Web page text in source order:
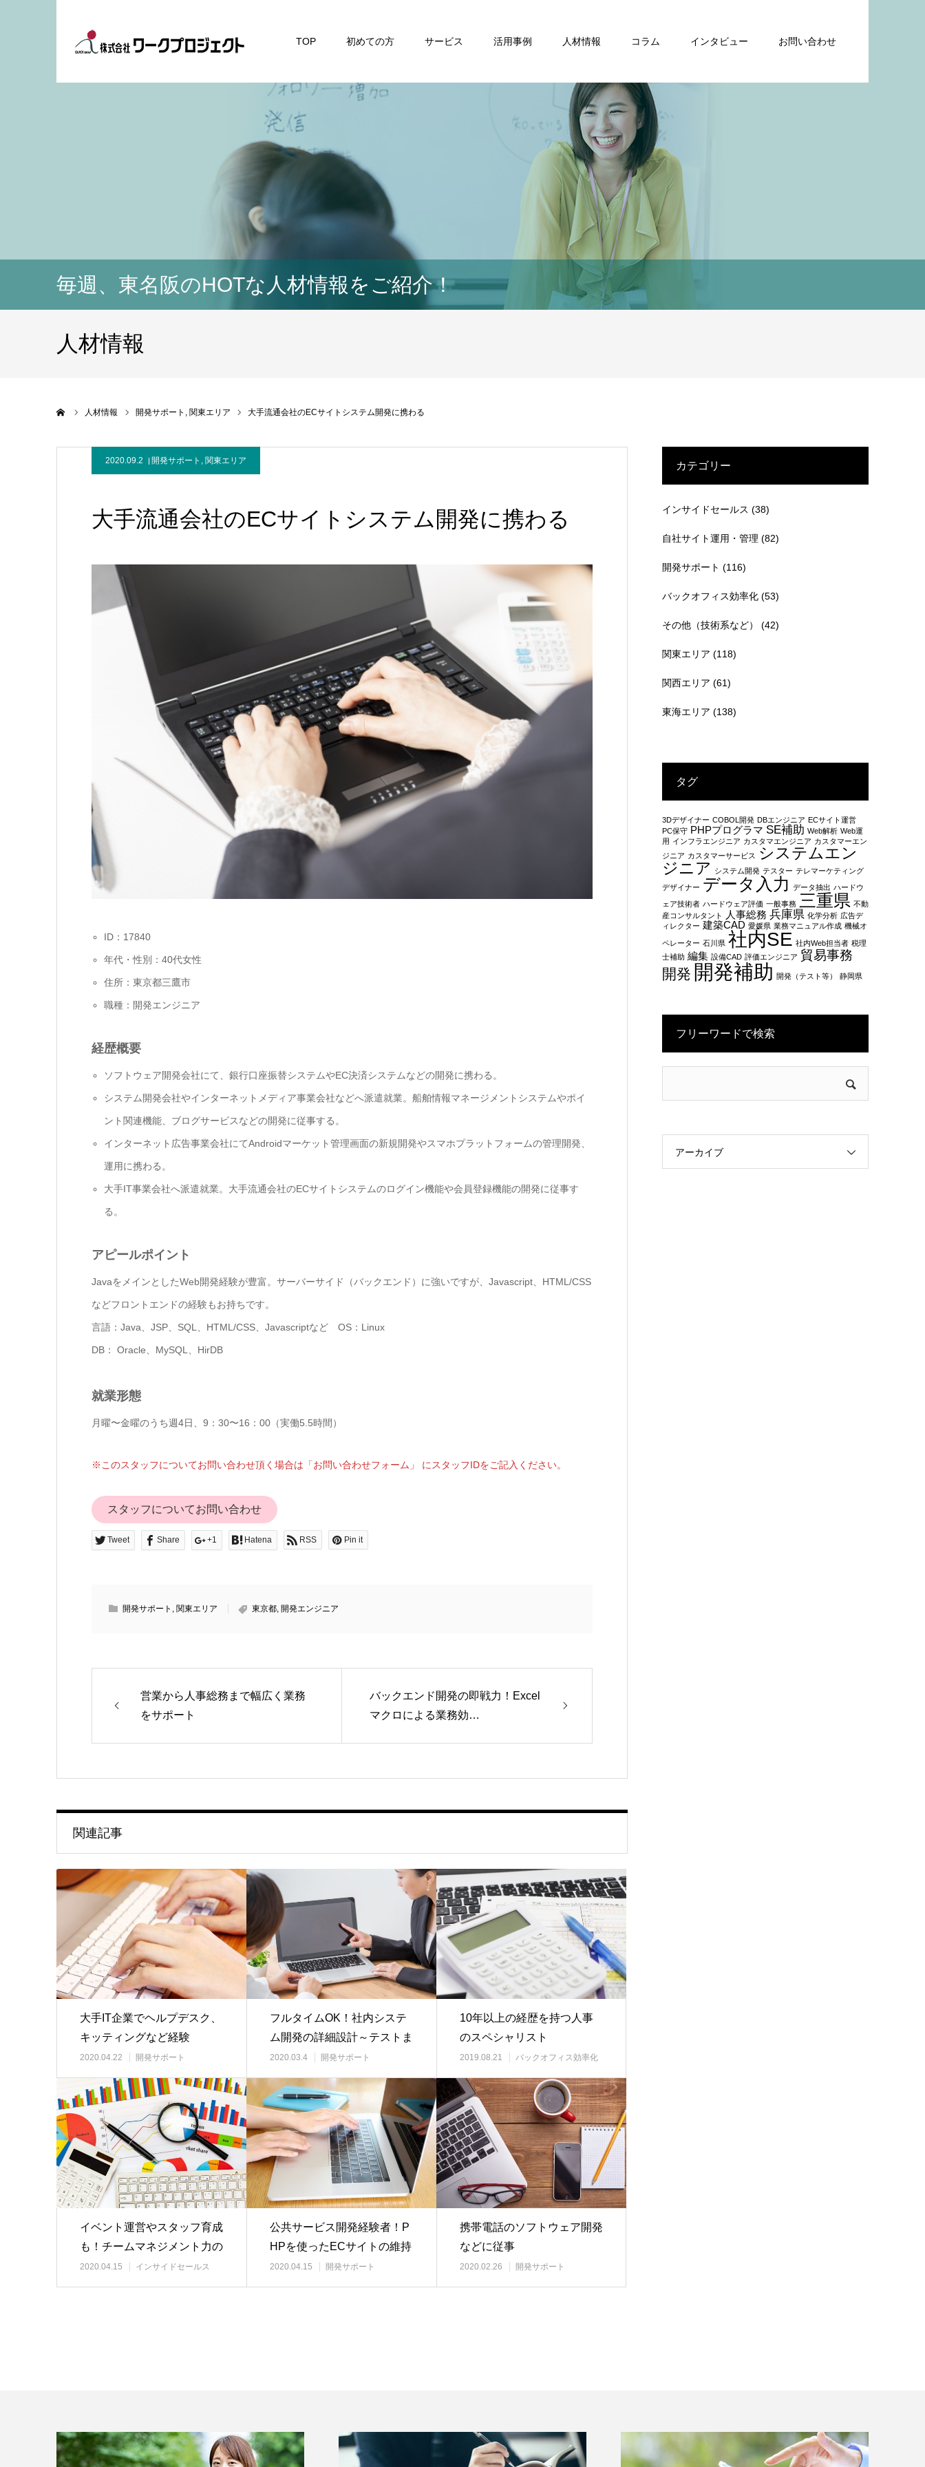
TOP 初めての方 サービス 活用事例 人材情報 コラム インタビュー お問い合わせ
毎週、東名阪のHOTな人材情報をご紹介！
人材情報
人材情報 開発サポート 関東エリア 大手流通会社のECサイトシステム開発に携わる
2020.09.2 開発サポート , 関東エリア
大手流通会社のECサイトシステム開発に携わる
ID：17840
年代・性別：40代女性
住所：東京都三鷹市
職種：開発エンジニア
経歴概要
ソフトウェア開発会社にて、銀行口座振替システムやEC決済システムなどの開発に携わる。
システム開発会社やインターネットメディア事業会社などへ派遣就業。船舶情報マネージメントシステムやポイ
ント関連機能、ブログサービスなどの開発に従事する。
インターネット広告事業会社にてAndroidマーケット管理画面の新規開発やスマホプラットフォームの管理開発、
運用に携わる。
大手IT事業会社へ派遣就業。大手流通会社のECサイトシステムのログイン機能や会員登録機能の開発に従事す
る。
アピールポイント
JavaをメインとしたWeb開発経験が豊富。サーバーサイド（バックエンド）に強いですが、Javascript、HTML/CSS
などフロントエンドの経験もお持ちです。
言語：Java、JSP、SQL、HTML/CSS、Javascriptなど OS：Linux
DB： Oracle、MySQL、HirDB
就業形態
月曜〜金曜のうち週4日、9：30〜16：00（実働5.5時間）
※このスタッフについてお問い合わせ頂く場合は「お問い合わせフォーム」 にスタッフIDをご記入ください。
スタッフについてお問い合わせ
Tweet Share +1 Hatena RSS Pin it
開発サポート 関東エリア 東京都 開発エンジニア
営業から人事総務まで幅広く業務
をサポート
バックエンド開発の即戦力！Excel
マクロによる業務効…
関連記事
大手IT企業でヘルプデスク、
キッティングなど経験
2020.04.22 開発サポート
フルタイムOK！社内システ
ム開発の詳細設計～テストま
で対応可能
2020.03.4 開発サポート
10年以上の経歴を持つ人事
のスペシャリスト
2019.08.21 バックオフィス効率化
イベント運営やスタッフ育成
も！チームマネジメント力の
高い主婦
2020.04.15 インサイドセールス
公共サービス開発経験者！P
HPを使ったECサイトの維持
管理等も行う
2020.04.15 開発サポート
携帯電話のソフトウェア開発
などに従事
2020.02.26 開発サポート
カテゴリー
インサイドセールス (38)
自社サイト運用・管理 (82)
開発サポート (116)
バックオフィス効率化 (53)
その他（技術系など） (42)
関東エリア (118)
関西エリア (61)
東海エリア (138)
タグ
3Dデザイナー COBOL開発 DBエンジニア ECサイト運営
PC保守 PHPプログラマ SE補助 Web解析 Web運
用 インフラエンジニア カスタマエンジニア カスタマーエン
ジニア カスタマーサービス
システムエン
ジニア システム開発 テスター テレマーケティング
デザイナー データ入力 データ抽出 ハードウ
ェア技術者 ハードウェア評価 一般事務 三重県 不動
産コンサルタント
人事総務 兵庫県 化学分析 広告デ
ィレクター 建築CAD 愛媛県 業務マニュアル作成 機械オ
ペレーター 石川県 社内SE 社内Web担当者 税理
士補助 編集 設備CAD 評価エンジニア 貿易事務
開発 開発補助 開発（テスト等） 静岡県
フリーワードで検索
アーカイブ